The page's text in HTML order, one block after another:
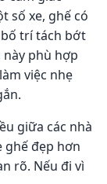
số xe, ghế có
trí tách bớt
phù hợp
việc nhẹ
giữa các nhà
ghế đẹp hơn
rõ. Nếu đi vì